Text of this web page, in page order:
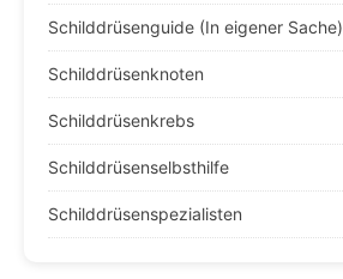
Schilddrüsenguide (In eigener Sache)
Schilddrüsenknoten
Schilddrüsenkrebs
Schilddrüsenselbsthilfe
Schilddrüsenspezialisten